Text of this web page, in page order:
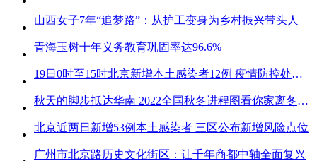
山西女子7年“追梦路”：从护工变身为乡村振兴带头人
青海玉树十年义务教育巩固率达96.6%
19日0时至15时北京新增本土感染者12例 疫情防控处关键时刻
秋天的脚步抵达华南 2022全国秋冬进程图看你家离冬天有多远
北京近两日新增53例本土感染者 三区公布新增风险点位
广州市北京路历史文化街区：让千年商都中轴全面复兴